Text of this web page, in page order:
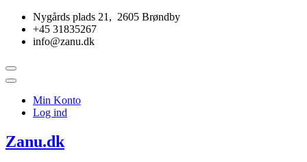
Skip
content
Nygårds plads 21, 2605 Brøndby
+45 31835267
info@zanu.dk
Topbar
Menu
Min Konto
Log ind
Zanu.dk